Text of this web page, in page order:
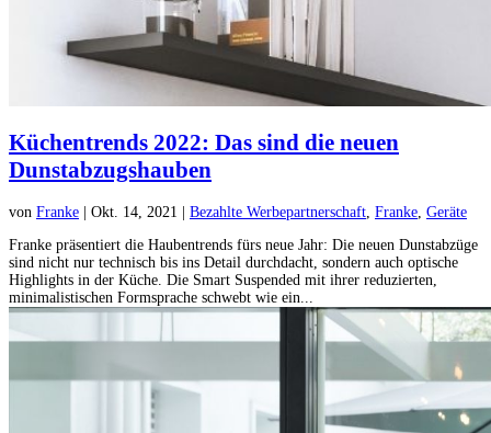
Küchentrends 2022: Das sind die neuen
Dunstabzugshauben
von Franke | Okt. 14, 2021 | Bezahlte Werbepartnerschaft Franke Geräte
Franke präsentiert die Haubentrends fürs neue Jahr: Die neuen Dunstabzüge
sind nicht nur technisch bis ins Detail durchdacht, sondern auch optische
Highlights in der Küche. Die Smart Suspended mit ihrer reduzierten,
minimalistischen Formsprache schwebt wie ein...